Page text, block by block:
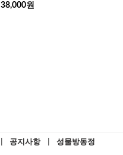
38,000원
공지사항 성물방동정